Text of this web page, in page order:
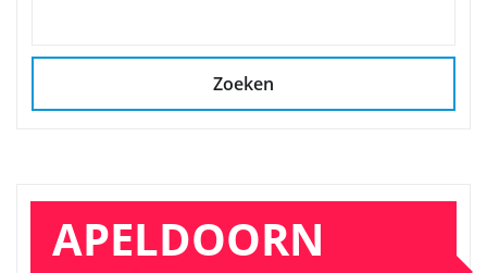
Zoeken
APELDOORN